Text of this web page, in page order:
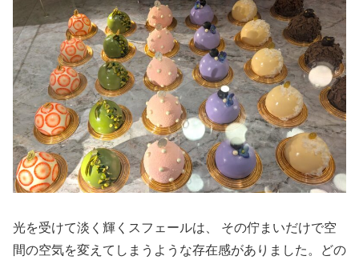
光を受けて淡く輝くスフェールは、 その佇まいだけで空
間の空気を変えてしまうような存在感がありました。どの